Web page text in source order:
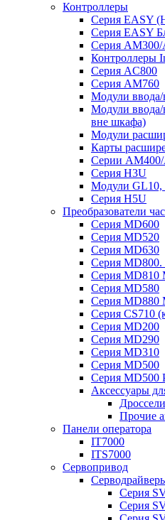
Контроллеры
Серия EASY
Серия EASY
Серия
Контроллеры
Серия AC800
Серия AM760
Модули
Модули ввода/
вне шкафа)
Модули
Карты
Серии
Серия H3U
Модули GL10,
Серия H5U
Преобразователи
Серия MD600
Серия MD520
Серия MD630
Серия
Серия MD810
Серия MD580
Серия MD880
Серия CS710
Серия MD200
Серия MD290
Серия MD310
Серия MD500
Серия MD500
Аксессуары
Дроссели
Прочие
Панели оператора
IT7000
ITS7000
Сервопривод
Серия
Серия